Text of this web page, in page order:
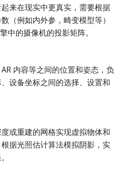
来在现实中更真实，需要根据
（例如内外参，畸变模型等）
中的摄像机的投影矩阵。
内容等之间的位置和姿态，负
设备坐标之间的选择、设置和
或重建的网格实现虚拟物体和
据光照估计算法模拟阴影，实